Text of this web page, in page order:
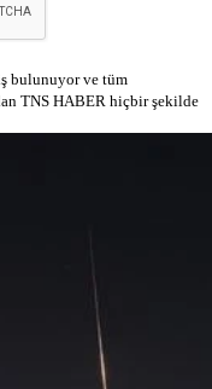
bulunuyor ve tüm
TNS HABER hiçbir şekilde